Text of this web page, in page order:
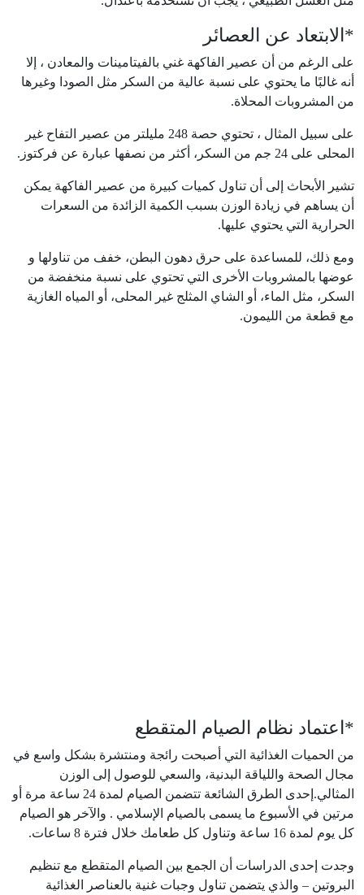
*الابتعاد عن العصائر
على الرغم من أن عصير الفاكهة غني بالفيتامينات والمعادن ، إلا
أنه غالبًا ما يحتوي على نسبة عالية من السكر مثل الصودا وغيرها
من المشروبات المحلاة.
على سبيل المثال ، تحتوي حصة 248 مليلتر من عصير التفاح غير
المحلى على 24 جم من السكر، أكثر من نصفها عبارة عن فركتوز.
تشير الأبحاث إلى أن تناول كميات كبيرة من عصير الفاكهة يمكن
أن يساهم في زيادة الوزن بسبب الكمية الزائدة من السعرات
الحرارية التي يحتوي عليها.
ومع ذلك، للمساعدة على حرق دهون البطن، خفف من تناولها و
عوضها بالمشروبات الأخرى التي تحتوي على نسبة منخفضة من
السكر، مثل الماء، أو الشاي المثلج غير المحلى، أو المياه الغازية
مع قطعة من الليمون.
*اعتماد نظام الصيام المتقطع
من الحميات الغذائية التي أصبحت رائجة ومنتشرة بشكل واسع في
مجال الصحة واللياقة البدنية، والسعي للوصول إلى الوزن
المثالي.إحدى الطرق الشائعة تتضمن الصيام لمدة 24 ساعة مرة أو
مرتين في الأسبوع ما يسمى بالصيام الإسلامي . والآخر هو الصيام
كل يوم لمدة 16 ساعة وتناول كل طعامك خلال فترة 8 ساعات.
وجدت إحدى الدراسات أن الجمع بين الصيام المتقطع مع تنظيم
البروتين – والذي يتضمن تناول وجبات غنية بالعناصر الغذائية